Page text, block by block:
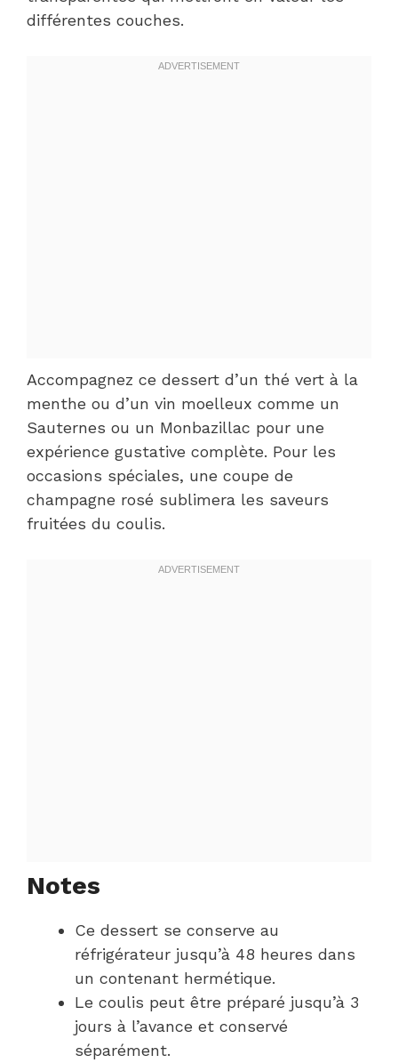
différentes couches.
Accompagnez ce dessert d’un thé vert à la
menthe ou d’un vin moelleux comme un
Sauternes ou un Monbazillac pour une
expérience gustative complète. Pour les
occasions spéciales, une coupe de
champagne rosé sublimera les saveurs
fruitées du coulis.
Notes
Ce dessert se conserve au
réfrigérateur jusqu’à 48 heures dans
un contenant hermétique.
Le coulis peut être préparé jusqu’à 3
jours à l’avance et conservé
séparément.